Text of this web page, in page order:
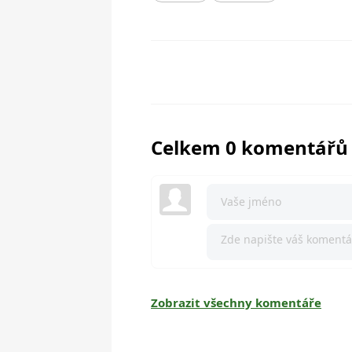
Celkem 0 komentářů
Zobrazit všechny komentáře